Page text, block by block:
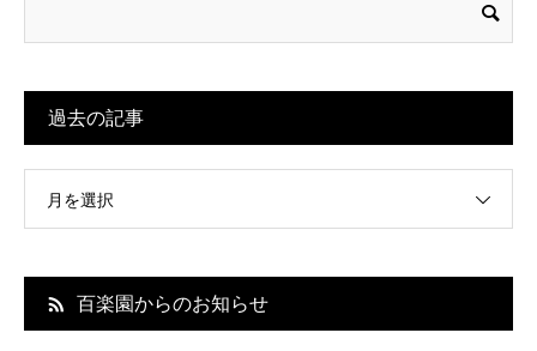
過去の記事
月を選択
百楽園からのお知らせ